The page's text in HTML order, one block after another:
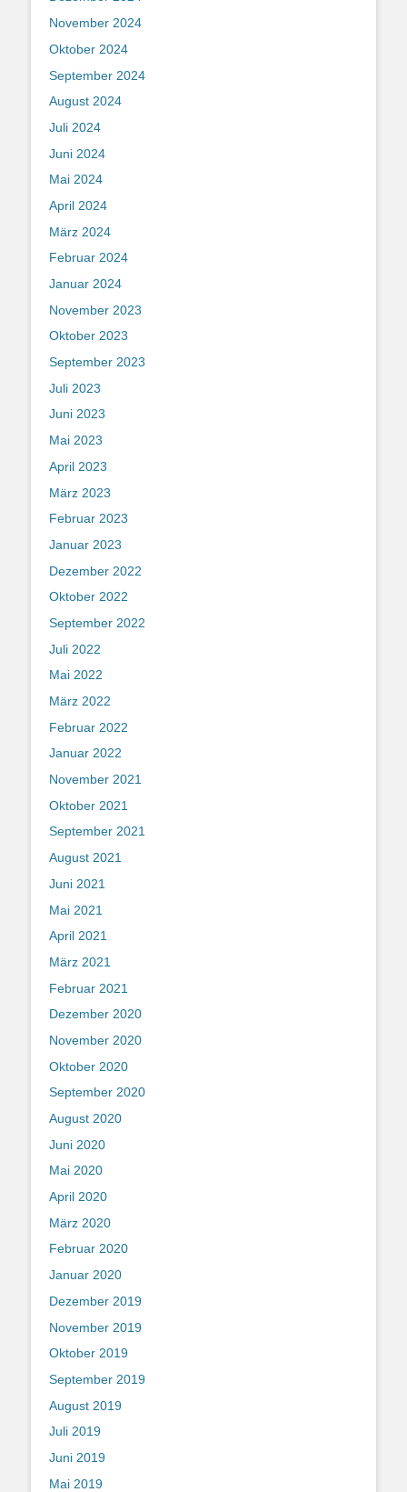
November 2024
Oktober 2024
September 2024
August 2024
Juli 2024
Juni 2024
Mai 2024
April 2024
März 2024
Februar 2024
Januar 2024
November 2023
Oktober 2023
September 2023
Juli 2023
Juni 2023
Mai 2023
April 2023
März 2023
Februar 2023
Januar 2023
Dezember 2022
Oktober 2022
September 2022
Juli 2022
Mai 2022
März 2022
Februar 2022
Januar 2022
November 2021
Oktober 2021
September 2021
August 2021
Juni 2021
Mai 2021
April 2021
März 2021
Februar 2021
Dezember 2020
November 2020
Oktober 2020
September 2020
August 2020
Juni 2020
Mai 2020
April 2020
März 2020
Februar 2020
Januar 2020
Dezember 2019
November 2019
Oktober 2019
September 2019
August 2019
Juli 2019
Juni 2019
Mai 2019